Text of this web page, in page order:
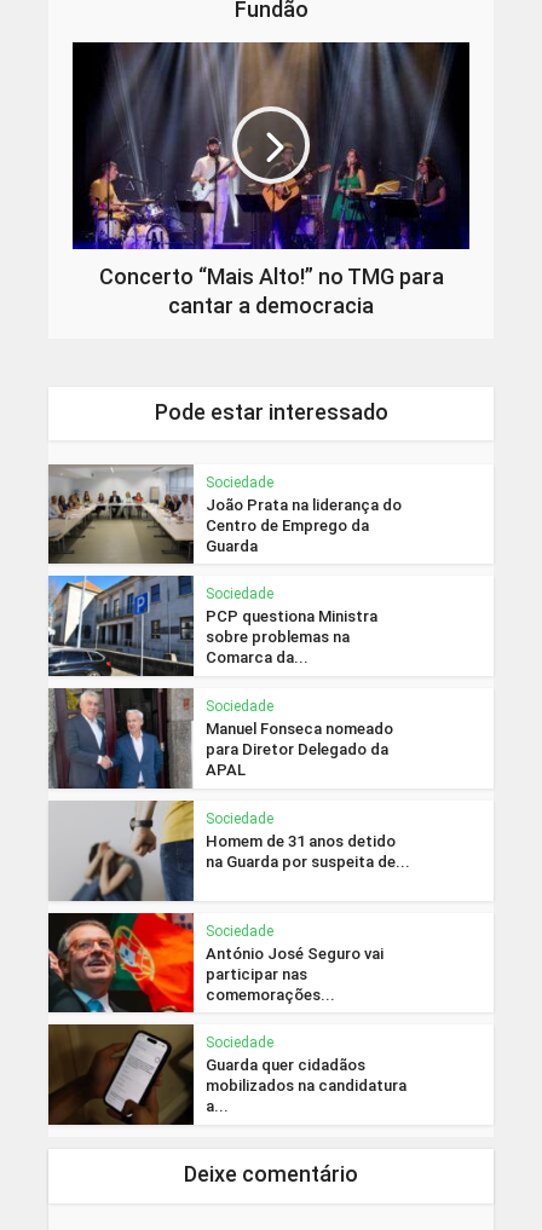
Fundão
Concerto “Mais Alto!” no TMG para
cantar a democracia
Pode estar interessado
Sociedade
João Prata na liderança do
Centro de Emprego da
Guarda
Sociedade
PCP questiona Ministra
sobre problemas na
Comarca da...
Sociedade
Manuel Fonseca nomeado
para Diretor Delegado da
APAL
Sociedade
Homem de 31 anos detido
na Guarda por suspeita de...
Sociedade
António José Seguro vai
participar nas
comemorações...
Sociedade
Guarda quer cidadãos
mobilizados na candidatura
a...
Deixe comentário